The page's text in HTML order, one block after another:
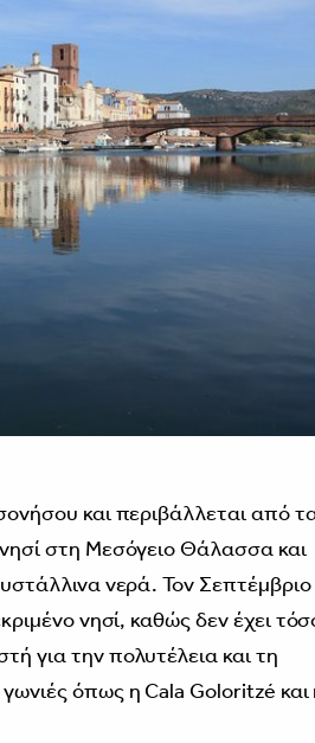
και περιβάλλεται από
στη Μεσόγειο Θάλασσα και
νερά. Toν Σεπτέμβριο
νησί, καθώς δεν έχει
για την πολυτέλεια και τη
όπως η Cala Goloritzé και